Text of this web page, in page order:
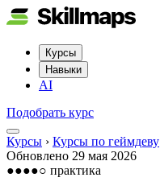
Курсы
Навыки
AI
Подобрать курс
Курсы › Курсы по геймдеву
Обновлено 29 мая 2026
●●●●○ практика